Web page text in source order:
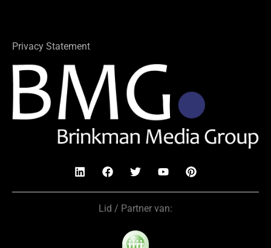
Privacy Statement
Lid / Partner van: